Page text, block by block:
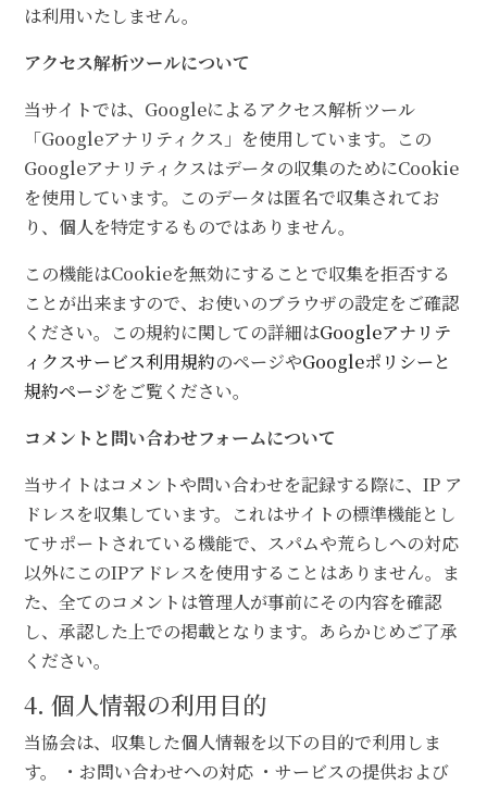
は利用いたしません。
アクセス解析ツールについて
当サイトでは、Googleによるアクセス解析ツール
「Googleアナリティクス」を使用しています。この
Googleアナリティクスはデータの収集のためにCookie
を使用しています。このデータは匿名で収集されてお
り、個人を特定するものではありません。
この機能はCookieを無効にすることで収集を拒否する
ことが出来ますので、お使いのブラウザの設定をご確認
ください。この規約に関しての詳細はGoogleアナリテ
ィクスサービス利用規約のページやGoogleポリシーと
規約ページをご覧ください。
コメントと問い合わせフォームについて
当サイトはコメントや問い合わせを記録する際に、IP ア
ドレスを収集しています。これはサイトの標準機能とし
てサポートされている機能で、スパムや荒らしへの対応
以外にこのIPアドレスを使用することはありません。ま
た、全てのコメントは管理人が事前にその内容を確認
し、承認した上での掲載となります。あらかじめご了承
ください。
4. 個人情報の利用目的
当協会は、収集した個人情報を以下の目的で利用しま
す。 ・お問い合わせへの対応 ・サービスの提供および